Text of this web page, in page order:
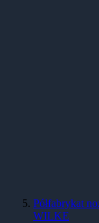
Półfabrykat
WILKE